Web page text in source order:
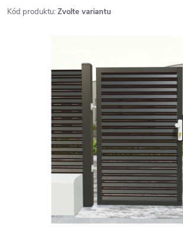
Kód produktu: Zvolte variantu